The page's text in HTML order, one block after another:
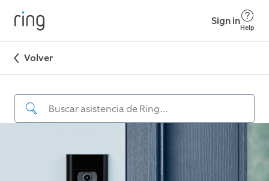
Sign in
Help
Volver